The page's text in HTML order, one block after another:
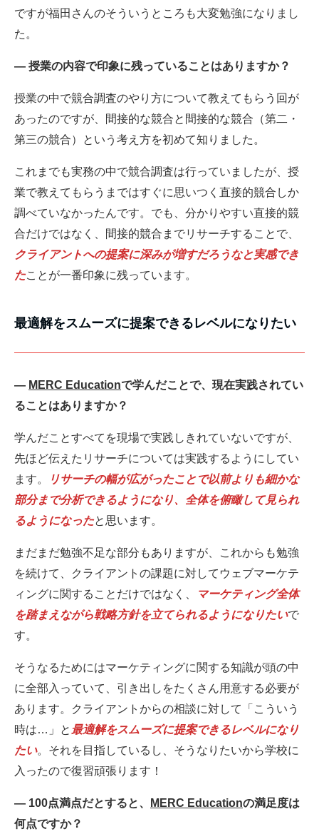
ですが福田さんのそういうところも大変勉強になりまし
た。
― 授業の内容で印象に残っていることはありますか？
授業の中で競合調査のやり方について教えてもらう回が
あったのですが、間接的な競合と間接的な競合（第二・
第三の競合）という考え方を初めて知りました。
これまでも実務の中で競合調査は行っていましたが、授
業で教えてもらうまではすぐに思いつく直接的競合しか
調べていなかったんです。でも、分かりやすい直接的競
合だけではなく、間接的競合までリサーチすることで、
クライアントへの提案に深みが増すだろうなと実感でき
たことが一番印象に残っています。
最適解をスムーズに提案できるレベルになりたい
― MERC Educationで学んだことで、現在実践されてい
ることはありますか？
学んだことすべてを現場で実践しきれていないですが、
先ほど伝えたリサーチについては実践するようにしてい
ます。
リサーチの幅が広がったことで以前よりも細かな
部分まで分析できるようになり、全体を俯瞰して見られ
るようになったと思います。
まだまだ勉強不足な部分もありますが、これからも勉強
を続けて、クライアントの課題に対してウェブマーケテ
ィングに関することだけではなく、
マーケティング全体
を踏まえながら戦略方針を立てられるようになりたいで
す。
そうなるためにはマーケティングに関する知識が頭の中
に全部入っていて、引き出しをたくさん用意する必要が
あります。クライアントからの相談に対して「こういう
時は…」と 最適解をスムーズに提案できるレベルになり
たい。それを目指しているし、そうなりたいから学校に
入ったので復習頑張ります！
― 100点満点だとすると、 MERC Educationの満足度は
何点ですか？